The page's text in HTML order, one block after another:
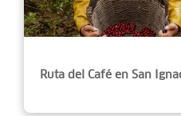
Ruta del Café en San